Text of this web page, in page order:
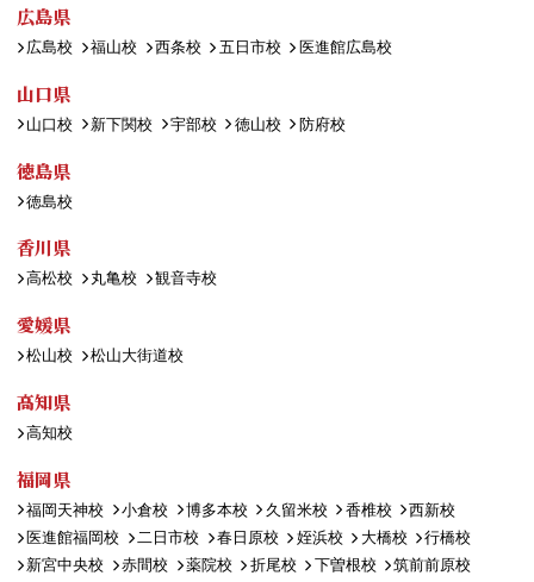
広島県
広島校 福山校 西条校 五日市校 医進館広島校
山口県
山口校 新下関校 宇部校 徳山校 防府校
徳島県
徳島校
香川県
高松校 丸亀校 観音寺校
愛媛県
松山校 松山大街道校
高知県
高知校
福岡県
福岡天神校 小倉校 博多本校 久留米校 香椎校
西新校
医進館福岡校
二日市校 春日原校 姪浜校 大橋校
行橋校
新宮中央校
赤間校 薬院校 折尾校 下曽根校
筑前前原校